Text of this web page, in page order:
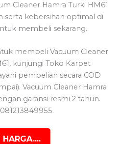
Cleaner Hamra Turki HM61
serta kebersihan optimal di
membeli sekarang.
membeli Vacuum Cleaner
kunjungi Toko Karpet
pembelian secara COD
Vacuum Cleaner Hamra
garansi resmi 2 tahun.
HARGA....